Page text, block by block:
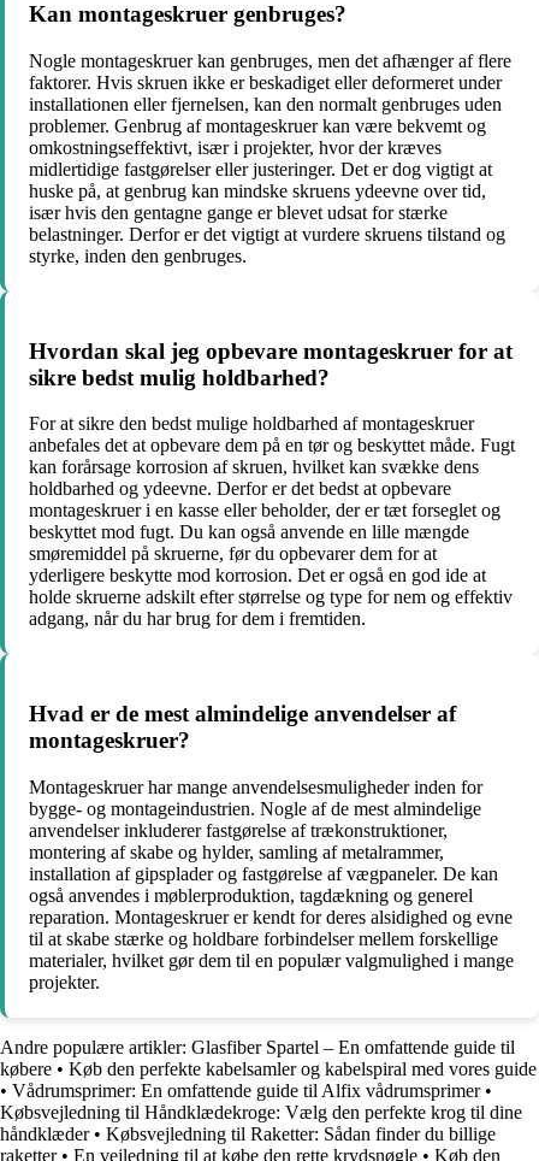
Kan montageskruer genbruges?
Nogle montageskruer kan genbruges, men det afhænger af flere
faktorer. Hvis skruen ikke er beskadiget eller deformeret under
installationen eller fjernelsen, kan den normalt genbruges uden
problemer. Genbrug af montageskruer kan være bekvemt og
omkostningseffektivt, især i projekter, hvor der kræves
midlertidige fastgørelser eller justeringer. Det er dog vigtigt at
huske på, at genbrug kan mindske skruens ydeevne over tid,
især hvis den gentagne gange er blevet udsat for stærke
belastninger. Derfor er det vigtigt at vurdere skruens tilstand og
styrke, inden den genbruges.
Hvordan skal jeg opbevare montageskruer for at
sikre bedst mulig holdbarhed?
For at sikre den bedst mulige holdbarhed af montageskruer
anbefales det at opbevare dem på en tør og beskyttet måde. Fugt
kan forårsage korrosion af skruen, hvilket kan svække dens
holdbarhed og ydeevne. Derfor er det bedst at opbevare
montageskruer i en kasse eller beholder, der er tæt forseglet og
beskyttet mod fugt. Du kan også anvende en lille mængde
smøremiddel på skruerne, før du opbevarer dem for at
yderligere beskytte mod korrosion. Det er også en god ide at
holde skruerne adskilt efter størrelse og type for nem og effektiv
adgang, når du har brug for dem i fremtiden.
Hvad er de mest almindelige anvendelser af
montageskruer?
Montageskruer har mange anvendelsesmuligheder inden for
bygge- og montageindustrien. Nogle af de mest almindelige
anvendelser inkluderer fastgørelse af trækonstruktioner,
montering af skabe og hylder, samling af metalrammer,
installation af gipsplader og fastgørelse af vægpaneler. De kan
også anvendes i møblerproduktion, tagdækning og generel
reparation. Montageskruer er kendt for deres alsidighed og evne
til at skabe stærke og holdbare forbindelser mellem forskellige
materialer, hvilket gør dem til en populær valgmulighed i mange
projekter.
Andre populære artikler: Glasfiber Spartel – En omfattende guide til
købere • Køb den perfekte kabelsamler og kabelspiral med vores guide
• Vådrumsprimer: En omfattende guide til Alfix vådrumsprimer•
Købsvejledning til Håndklædekroge: Vælg den perfekte krog til dine
håndklæder• Købsvejledning til Raketter: Sådan finder du billige
raketter• En vejledning til at købe den rette krydsnøgle • Køb den